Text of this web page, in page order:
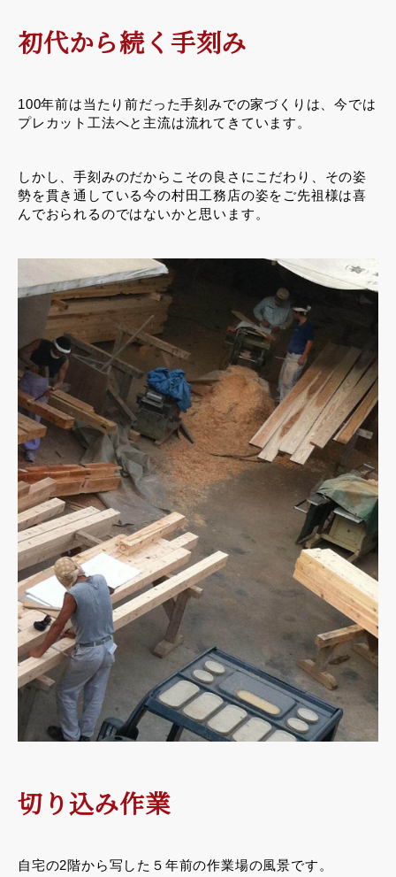
初代から続く手刻み
100年前は当たり前だった手刻みでの家づくりは、今では
プレカット工法へと主流は流れてきています。
しかし、手刻みのだからこその良さにこだわり、その姿
勢を貫き通している今の村田工務店の姿をご先祖様は喜
んでおられるのではないかと思います。
切り込み作業
自宅の2階から写した５年前の作業場の風景です。